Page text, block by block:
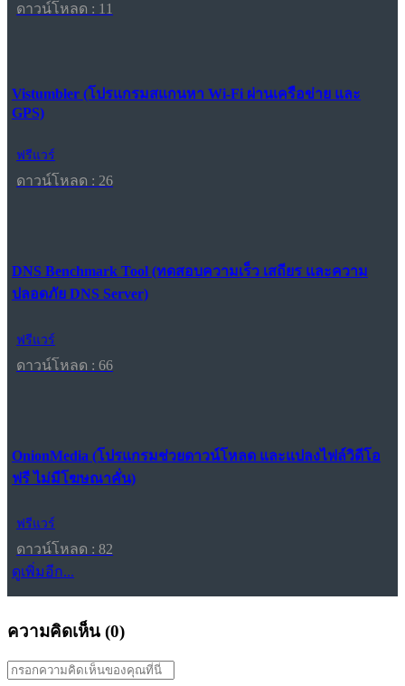
ดาวน์โหลด : 11
Vistumbler (โปรแกรมสแกนหา Wi-Fi ผ่านเครือข่าย และ
GPS)
ฟรีแวร์
ดาวน์โหลด : 26
DNS Benchmark Tool (ทดสอบความเร็ว เสถียร และความ
ปลอดภัย DNS Server)
ฟรีแวร์
ดาวน์โหลด : 66
OnionMedia (โปรแกรมช่วยดาวน์โหลด และแปลงไฟล์วิดีโอ
ฟรี ไม่มีโฆษณาคั่น)
ฟรีแวร์
ดาวน์โหลด : 82
ดูเพิ่มอีก...
ความคิดเห็น (0)